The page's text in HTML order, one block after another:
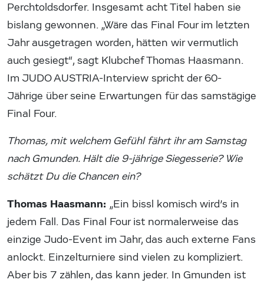
Perchtoldsdorfer. Insgesamt acht Titel haben sie
bislang gewonnen. „Wäre das Final Four im letzten
Jahr ausgetragen worden, hätten wir vermutlich
auch gesiegt“, sagt Klubchef Thomas Haasmann.
Im JUDO AUSTRIA-Interview spricht der 60-
Jährige über seine Erwartungen für das samstägige
Final Four.
Thomas, mit welchem Gefühl fährt ihr am Samstag
nach Gmunden. Hält die 9-jährige Siegesserie? Wie
schätzt Du die Chancen ein?
Thomas Haasmann: „Ein bissl komisch wird’s in
jedem Fall. Das Final Four ist normalerweise das
einzige Judo-Event im Jahr, das auch externe Fans
anlockt. Einzelturniere sind vielen zu kompliziert.
Aber bis 7 zählen, das kann jeder. In Gmunden ist